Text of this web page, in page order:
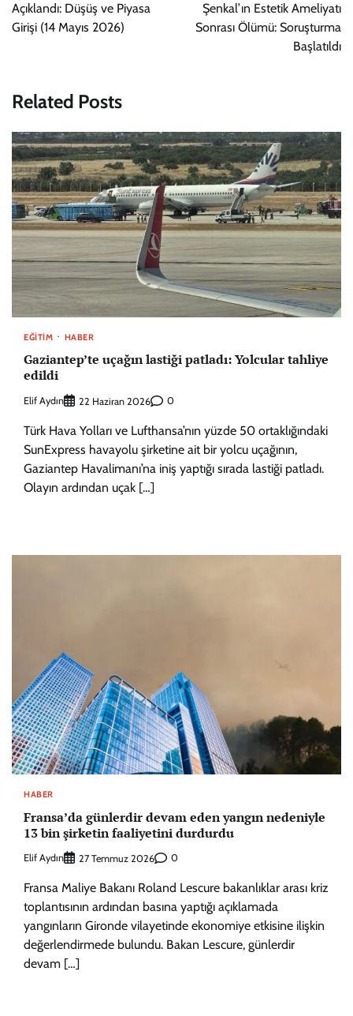
Açıklandı: Düşüş ve Piyasa
Girişi (14 Mayıs 2026)
Şenkal’ın Estetik Ameliyatı
Sonrası Ölümü: Soruşturma
Başlatıldı
Related Posts
EĞITIM HABER
Gaziantep’te uçağın lastiği patladı: Yolcular tahliye
edildi
Elif Aydın 22 Haziran 2026 0
Türk Hava Yolları ve Lufthansa’nın yüzde 50 ortaklığındaki
SunExpress havayolu şirketine ait bir yolcu uçağının,
Gaziantep Havalimanı’na iniş yaptığı sırada lastiği patladı.
Olayın ardından uçak […]
HABER
Fransa’da günlerdir devam eden yangın nedeniyle
13 bin şirketin faaliyetini durdurdu
Elif Aydın 27 Temmuz 2026 0
Fransa Maliye Bakanı Roland Lescure bakanlıklar arası kriz
toplantısının ardından basına yaptığı açıklamada
yangınların Gironde vilayetinde ekonomiye etkisine ilişkin
değerlendirmede bulundu. Bakan Lescure, günlerdir
devam […]